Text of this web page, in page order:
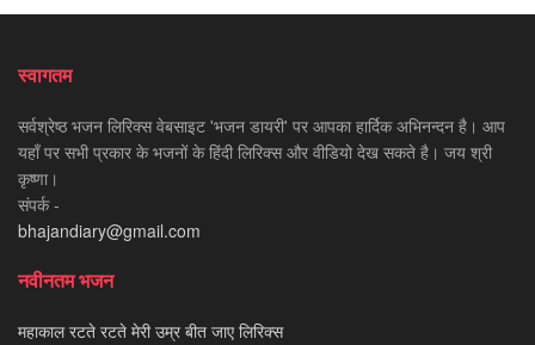
स्वागतम
सर्वश्रेष्ठ भजन लिरिक्स वेबसाइट 'भजन डायरी' पर आपका हार्दिक अभिनन्दन है। आप
यहाँ पर सभी प्रकार के भजनों के हिंदी लिरिक्स और वीडियो देख सकते है। जय श्री
कृष्णा।
संपर्क -
bhajandiary@gmail.com
नवीनतम भजन
महाकाल रटते रटते मेरी उम्र बीत जाए लिरिक्स